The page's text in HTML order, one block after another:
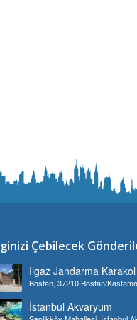
Çebilecek
Ilgaz Jandarma Karakol
Bostan, 37210 Bostan/
İstanbul Akvaryum